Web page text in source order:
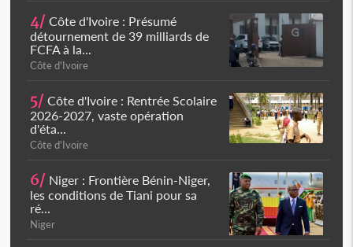
4/ Côte d'Ivoire : Présumé
détournement de 39 milliards de
FCFA à la...
Côte d'Ivoire
5/ Côte d'Ivoire : Rentrée Scolaire
2026-2027, vaste opération
d'éta...
Côte d'Ivoire
6/ Niger : Frontière Bénin-Niger,
les conditions de Tiani pour sa
ré...
Niger